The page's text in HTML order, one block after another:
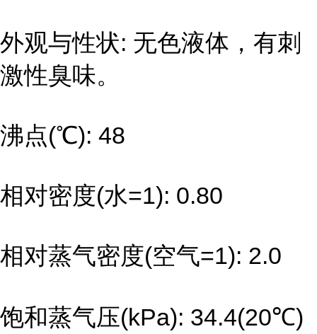
外观与性状: 无色液体，有刺
激性臭味。
沸点(℃): 48
相对密度(水=1): 0.80
相对蒸气密度(空气=1): 2.0
饱和蒸气压(kPa): 34.4(20℃)